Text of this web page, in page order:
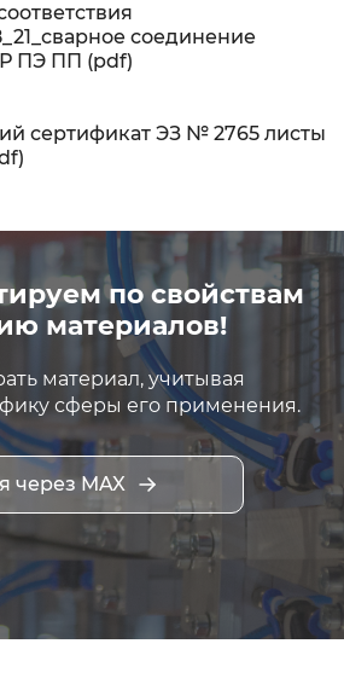
соединение
ПЭ ПП (pdf)
сертификат ЭЗ № 2765 листы
по свойствам
материалов!
материал, учитывая
сферы его применения.
через MAX